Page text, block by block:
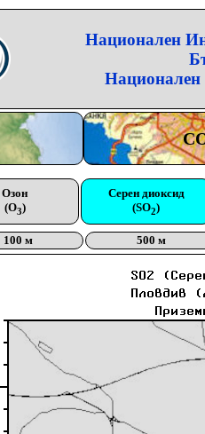
Национален
Национален
Озон
(O3)
Серен диоксид
(SO2)
100 м 500 м